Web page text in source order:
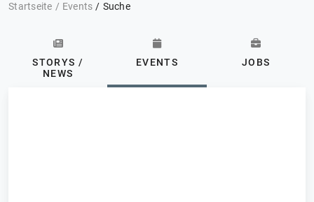
Startseite Events Suche
STORYS /
NEWS
EVENTS JOBS